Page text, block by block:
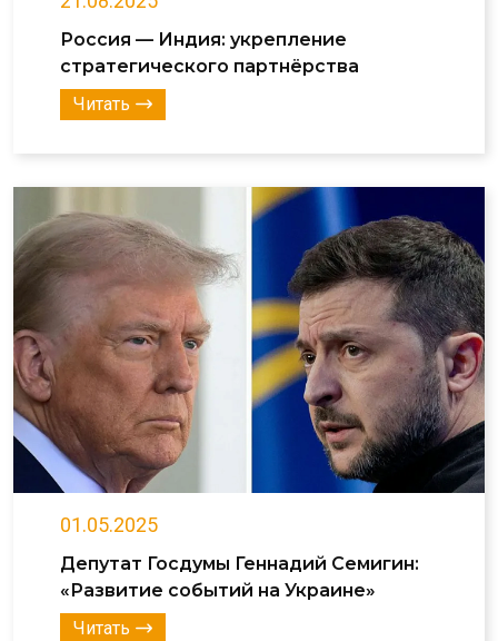
Россия — Индия: укрепление
стратегического партнёрства
Читать
01.05.2025
Депутат Госдумы Геннадий Семигин:
«Развитие событий на Украине»
Читать